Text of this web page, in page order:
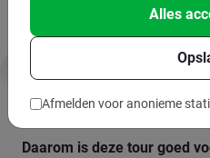
Alles
Afmelden voor anonieme
Daarom is deze tour goed